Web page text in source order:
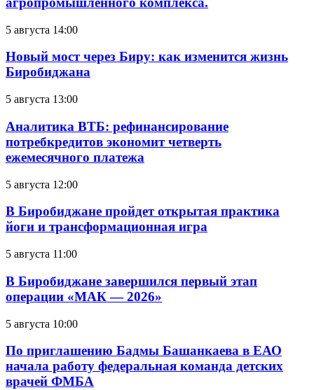
5 августа 14:00
Новый мост через Биру: как изменится жизнь
Биробиджана
5 августа 13:00
Аналитика ВТБ: рефинансирование
потребкредитов экономит четверть
ежемесячного платежа
5 августа 12:00
В Биробиджане пройдет открытая практика
йоги и трансформационная игра
5 августа 11:00
В Биробиджане завершился первый этап
операции «МАК — 2026»
5 августа 10:00
По приглашению Бадмы Башанкаева в ЕАО
начала работу федеральная команда детских
врачей ФМБА